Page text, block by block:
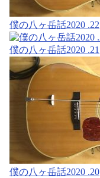
僕の八ヶ岳話2020 .22
僕の八ヶ岳話2020 .21
僕の八ヶ岳話2020 .20